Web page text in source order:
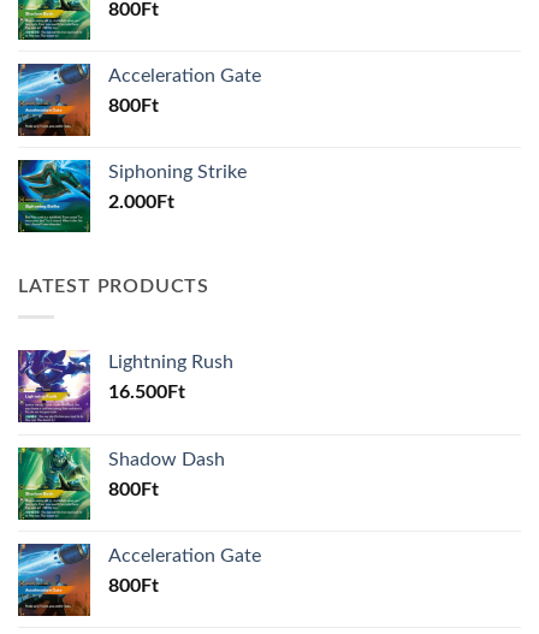
800Ft
Acceleration Gate
800Ft
Siphoning Strike
2.000Ft
LATEST PRODUCTS
Lightning Rush
16.500Ft
Shadow Dash
800Ft
Acceleration Gate
800Ft